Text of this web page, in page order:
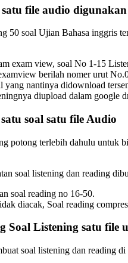
file audio
50 soal Ujian Bahasa inggris
exam view, soal No 1-15
berilah nomer urut
yang nantinya didownload
diupload dalam google
soal satu file Audio
potong terlebih dahulu untuk
soal listening dan reading
soal reading no 16-50.
diacak, Soal reading
Soal Listening satu file
soal listening dan reading